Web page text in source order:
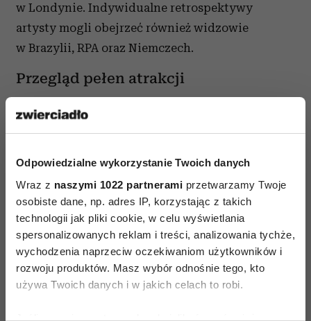
Odpowiedzialne wykorzystanie Twoich danych
Wraz z naszymi 1022 partnerami przetwarzamy Twoje
osobiste dane, np. adres IP, korzystając z takich
technologii jak pliki cookie, w celu wyświetlania
spersonalizowanych reklam i treści, analizowania tychże,
wychodzenia naprzeciw oczekiwaniom użytkowników i
rozwoju produktów. Masz wybór odnośnie tego, kto
używa Twoich danych i w jakich celach to robi.
Jeśli wyrazisz na to zgodę, chcielibyśmy również:
w Londynie. Indywidualne retrospektywy
artysty mogli obejrzeć również widzowie
w Brazylii, RPA oraz Niemczech.
Przegląd pełen atrakcji
Polsce, przygotowali dla widzów i fanów
Wilczyńskiego niezwykle atrakcyjny program.
Podczas festiwalu będzie można zobaczyć
wszystkie dotychczasowe filmy i klipy tego
artysty, m.in. wielokrotnie nagradzane „Kizi
Mizi” czy „Niestety”.
wraz z zapraszanymi muzykami. Performance